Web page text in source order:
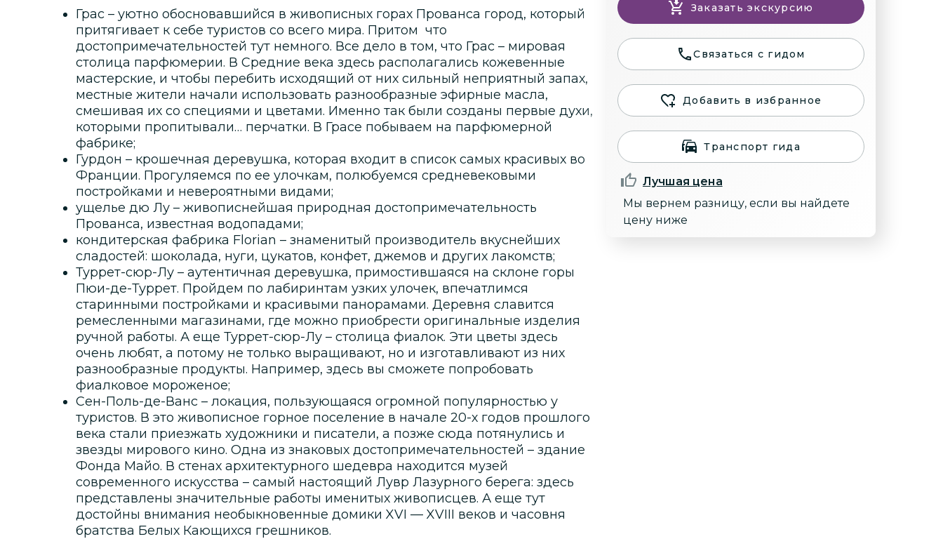
Грас – уютно обосновавшийся в живописных горах Прованса город, который
притягивает к себе туристов со всего мира. Притом что
достопримечательностей тут немного. Все дело в том, что Грас – мировая
столица парфюмерии. В Средние века здесь располагались кожевенные
мастерские, и чтобы перебить исходящий от них сильный неприятный запах,
местные жители начали использовать разнообразные эфирные масла,
смешивая их со специями и цветами. Именно так были созданы первые духи,
которыми пропитывали… перчатки. В Грасе побываем на парфюмерной
фабрике;
Гурдон – крошечная деревушка, которая входит в список самых красивых во
Франции. Прогуляемся по ее улочкам, полюбуемся средневековыми
постройками и невероятными видами;
ущелье дю Лу – живописнейшая природная достопримечательность
Прованса, известная водопадами;
кондитерская фабрика Florian – знаменитый производитель вкуснейших
сладостей: шоколада, нуги, цукатов, конфет, джемов и других лакомств;
Туррет-сюр-Лу – аутентичная деревушка, примостившаяся на склоне горы
Пюи-де-Туррет. Пройдем по лабиринтам узких улочек, впечатлимся
старинными постройками и красивыми панорамами. Деревня славится
ремесленными магазинами, где можно приобрести оригинальные изделия
ручной работы. А еще Туррет-сюр-Лу – столица фиалок. Эти цветы здесь
очень любят, а потому не только выращивают, но и изготавливают из них
разнообразные продукты. Например, здесь вы сможете попробовать
фиалковое мороженое;
Сен-Поль-де-Ванс – локация, пользующаяся огромной популярностью у
туристов. В это живописное горное поселение в начале 20-х годов прошлого
века стали приезжать художники и писатели, а позже сюда потянулись и
звезды мирового кино. Одна из знаковых достопримечательностей – здание
Фонда Майо. В стенах архитектурного шедевра находится музей
современного искусства – самый настоящий Лувр Лазурного берега: здесь
представлены значительные работы именитых живописцев. А еще тут
достойны внимания необыкновенные домики XVI — XVIII веков и часовня
братства Белых Кающихся грешников.
Заказать экскурсию
Связаться с гидом
Добавить в избранное
Транспорт гида
Лучшая цена
Мы вернем разницу, если вы найдете
цену ниже